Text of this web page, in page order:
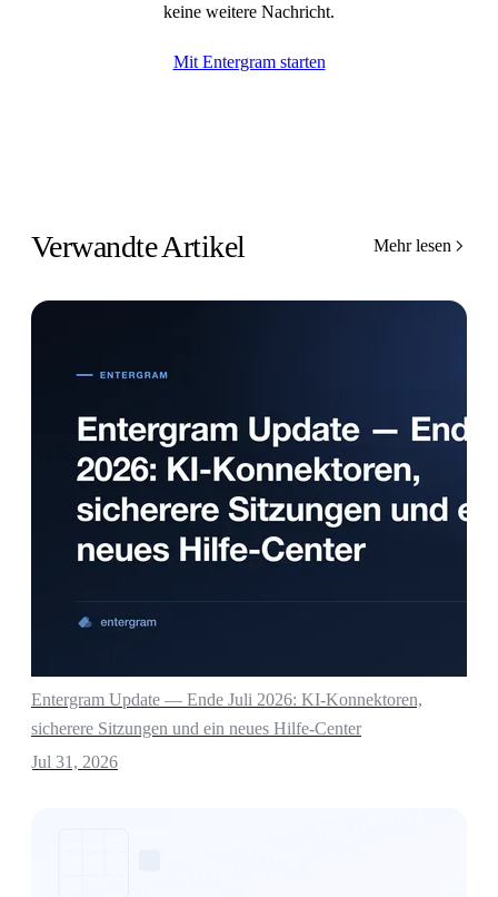
keine weitere Nachricht.
Mit Entergram starten
Verwandte Artikel Mehr lesen
Entergram Update — Ende Juli 2026: KI-Konnektoren,
sicherere Sitzungen und ein neues Hilfe-Center
Jul 31, 2026